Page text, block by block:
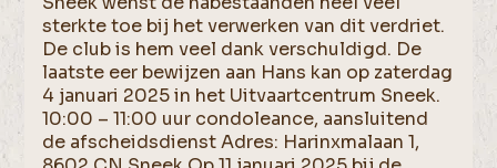
sterkte toe bij het verwerken van dit verdriet.
De club is hem veel dank verschuldigd. De
laatste eer bewijzen aan Hans kan op zaterdag
4 januari 2025 in het Uitvaartcentrum Sneek.
10:00 – 11:00 uur condoleance, aansluitend
de afscheidsdienst Adres: Harinxmalaan 1,